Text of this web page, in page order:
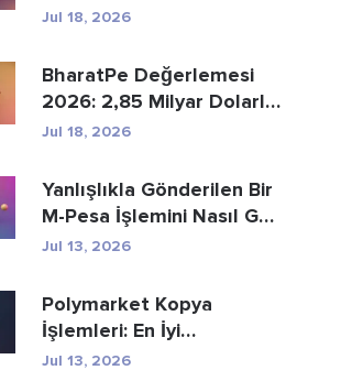
Tasarruf ve Güvenli
Jul 18, 2026
BharatPe Değerlemesi
2026: 2,85 Milyar Dolarlık
Fintech Unicorn ...
Jul 18, 2026
Yanlışlıkla Gönderilen Bir
M-Pesa İşlemini Nasıl Geri
Alabi...
Jul 13, 2026
Polymarket Kopya
İşlemleri: En İyi
Cüzdanları Güvenli Bir Ş...
Jul 13, 2026